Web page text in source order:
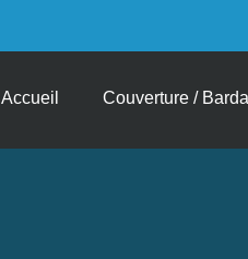
Accueil Couverture /